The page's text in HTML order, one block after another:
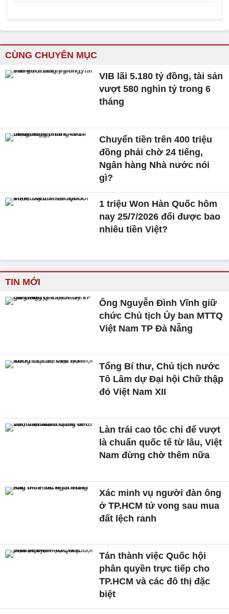
CÙNG CHUYÊN MỤC
VIB lãi 5.180 tỷ đồng, tài sản
vượt 580 nghìn tỷ trong 6
tháng
Chuyển tiền trên 400 triệu
đồng phải chờ 24 tiếng,
Ngân hàng Nhà nước nói
gì?
1 triệu Won Hàn Quốc hôm
nay 25/7/2026 đổi được bao
nhiêu tiền Việt?
TIN MỚI
Ông Nguyễn Đình Vĩnh giữ
chức Chủ tịch Ủy ban MTTQ
Việt Nam TP Đà Nẵng
Tổng Bí thư, Chủ tịch nước
Tô Lâm dự Đại hội Chữ thập
đỏ Việt Nam XII
Làn trái cao tốc chỉ để vượt
là chuẩn quốc tế từ lâu, Việt
Nam đừng chờ thêm nữa
Xác minh vụ người đàn ông
ở TP.HCM tử vong sau mua
đất lệch ranh
Tán thành việc Quốc hội
phân quyền trực tiếp cho
TP.HCM và các đô thị đặc
biệt